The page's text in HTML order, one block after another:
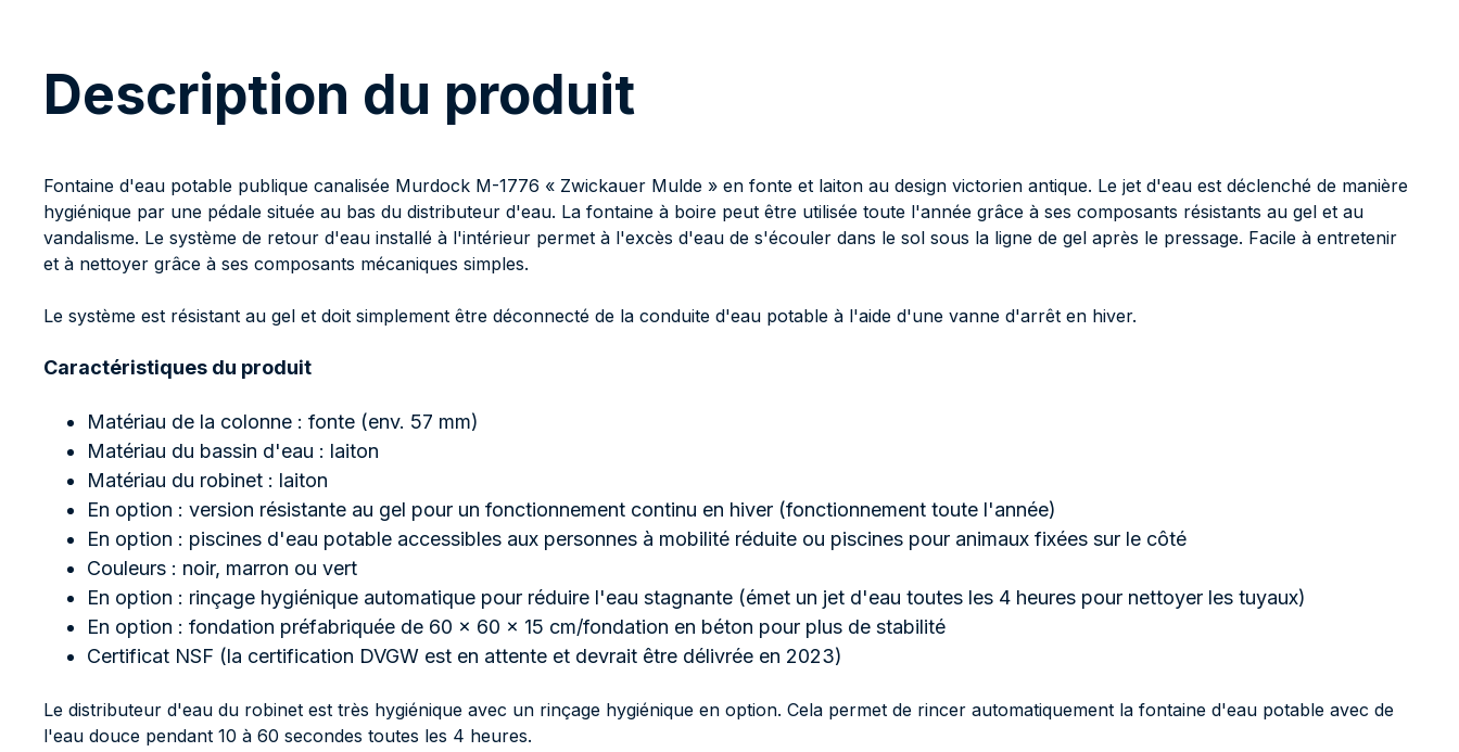
Description du produit
Fontaine d'eau potable publique canalisée Murdock M-1776 « Zwickauer Mulde » en fonte et laiton au design victorien antique. Le jet d'eau est déclenché de manière
hygiénique par une pédale située au bas du distributeur d'eau. La fontaine à boire peut être utilisée toute l'année grâce à ses composants résistants au gel et au
vandalisme. Le système de retour d'eau installé à l'intérieur permet à l'excès d'eau de s'écouler dans le sol sous la ligne de gel après le pressage. Facile à entretenir
et à nettoyer grâce à ses composants mécaniques simples.
Le système est résistant au gel et doit simplement être déconnecté de la conduite d'eau potable à l'aide d'une vanne d'arrêt en hiver.
Caractéristiques du produit
Matériau de la colonne : fonte (env. 57 mm)
Matériau du bassin d'eau : laiton
Matériau du robinet : laiton
En option : version résistante au gel pour un fonctionnement continu en hiver (fonctionnement toute l'année)
En option : piscines d'eau potable accessibles aux personnes à mobilité réduite ou piscines pour animaux fixées sur le côté
Couleurs : noir, marron ou vert
En option : rinçage hygiénique automatique pour réduire l'eau stagnante (émet un jet d'eau toutes les 4 heures pour nettoyer les tuyaux)
En option : fondation préfabriquée de 60 x 60 x 15 cm/fondation en béton pour plus de stabilité
Certificat NSF (la certification DVGW est en attente et devrait être délivrée en 2023)
Le distributeur d'eau du robinet est très hygiénique avec un rinçage hygiénique en option. Cela permet de rincer automatiquement la fontaine d'eau potable avec de
l'eau douce pendant 10 à 60 secondes toutes les 4 heures.